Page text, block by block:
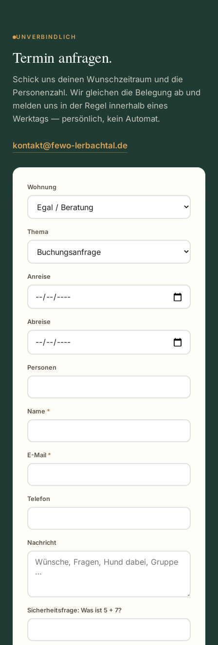
UNVERBINDLICH
Termin anfragen.
Schick uns deinen Wunschzeitraum und die
Personenzahl. Wir gleichen die Belegung ab und
melden uns in der Regel innerhalb eines
Werktags — persönlich, kein Automat.
kontakt@fewo-lerbachtal.de
Wohnung
Thema
Anreise
Abreise
Personen
Name *
E-Mail *
Telefon
Nachricht
Sicherheitsfrage: Was ist 5 + 7?